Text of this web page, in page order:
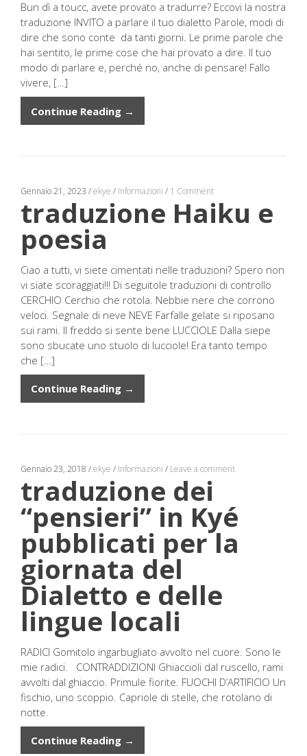
Bun dì a toucc, avete provato a tradurre? Eccovi la nostra
traduzione INVITO a parlare il tuo dialetto Parole, modi di
dire che sono conte da tanti giorni. Le prime parole che
hai sentito, le prime cose che hai provato a dire. Il tuo
modo di parlare e, perché no, anche di pensare! Fallo
vivere, […]
Continue Reading →
Gennaio 21, 2023 /ekye / Informazioni / 1 Comment
traduzione Haiku e
poesia
Ciao a tutti, vi siete cimentati nelle traduzioni? Spero non
vi siate scoraggiati!!! Di seguitole traduzioni di controllo
CERCHIO Cerchio che rotola. Nebbie nere che corrono
veloci. Segnale di neve NEVE Farfalle gelate si riposano
sui rami. Il freddo si sente bene LUCCIOLE Dalla siepe
sono sbucate uno stuolo di lucciole! Era tanto tempo
che […]
Continue Reading →
Gennaio 23, 2018 /ekye / Informazioni / Leave a comment
traduzione dei
“pensieri” in Kyé
pubblicati per la
giornata del
Dialetto e delle
lingue locali
RADICI Gomitolo ingarbugliato avvolto nel cuore. Sono le
mie radici. CONTRADDIZIONI Ghiaccioli dal ruscello, rami
avvolti dal ghiaccio. Primule fiorite. FUOCHI D’ARTIFICIO Un
fischio, uno scoppio. Capriole di stelle, che rotolano di
notte.
Continue Reading →